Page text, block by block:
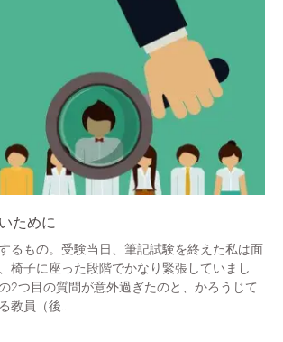
ために
るもの。受験当日、筆記試験を終えた私は面
椅子に座った段階でかなり緊張していまし
2つ目の質問が意外過ぎたのと、かろうじて
教員（後...